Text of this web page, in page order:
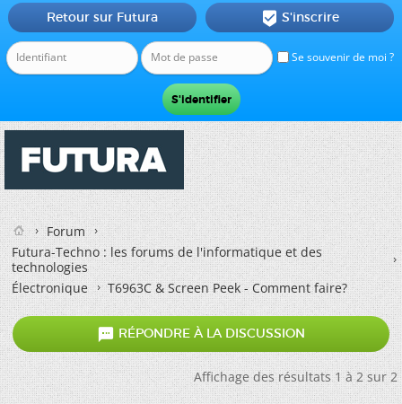
Se souvenir de moi ?
Retour sur Futura  S'inscrire
Forum
Futura-Techno : les forums de l'informatique et des
technologies
Électronique
T6963C & Screen Peek - Comment faire?
 RÉPONDRE À LA DISCUSSION
Affichage des résultats 1 à 2 sur 2